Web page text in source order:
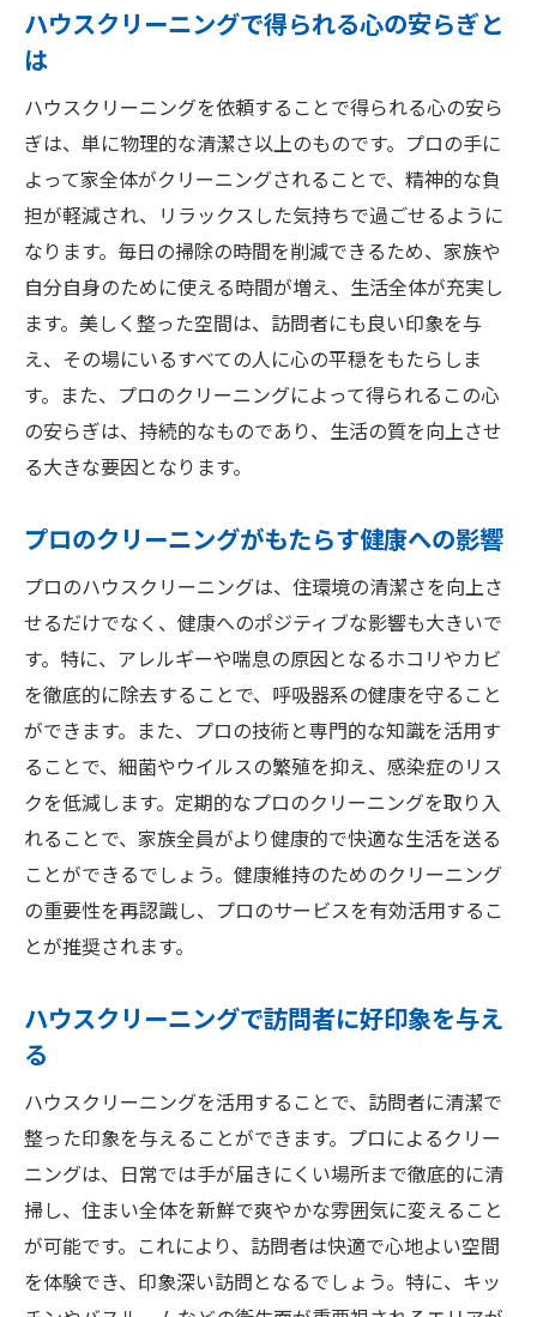
ット
ン
清掃が住まいの寿命を延ばす理由
清潔で心地よい空間を作るハウスクリーニング
のテクニック
プロが使う清潔感を保つテクニック
心地よさを重視した掃除のポイント
香りで空間を演出するクリーニング方法
プロの視点から見た掃除の優先順位
健康的な住環境を作るクリーニング法
ハウスクリーニングで快適な生活をサポー
ハウスクリーニングで得られる心の安らぎと
は
ハウスクリーニングを依頼することで得られる心の安ら
ぎは、単に物理的な清潔さ以上のものです。プロの手に
よって家全体がクリーニングされることで、精神的な負
担が軽減され、リラックスした気持ちで過ごせるように
なります。毎日の掃除の時間を削減できるため、家族や
自分自身のために使える時間が増え、生活全体が充実し
ます。美しく整った空間は、訪問者にも良い印象を与
え、その場にいるすべての人に心の平穏をもたらしま
す。また、プロのクリーニングによって得られるこの心
の安らぎは、持続的なものであり、生活の質を向上させ
る大きな要因となります。
プロのクリーニングがもたらす健康への影響
プロのハウスクリーニングは、住環境の清潔さを向上さ
せるだけでなく、健康へのポジティブな影響も大きいで
す。特に、アレルギーや喘息の原因となるホコリやカビ
を徹底的に除去することで、呼吸器系の健康を守ること
ができます。また、プロの技術と専門的な知識を活用す
ることで、細菌やウイルスの繁殖を抑え、感染症のリス
クを低減します。定期的なプロのクリーニングを取り入
れることで、家族全員がより健康的で快適な生活を送る
ことができるでしょう。健康維持のためのクリーニング
の重要性を再認識し、プロのサービスを有効活用するこ
とが推奨されます。
ハウスクリーニングで訪問者に好印象を与え
る
ハウスクリーニングを活用することで、訪問者に清潔で
整った印象を与えることができます。プロによるクリー
ニングは、日常では手が届きにくい場所まで徹底的に清
掃し、住まい全体を新鮮で爽やかな雰囲気に変えること
が可能です。これにより、訪問者は快適で心地よい空間
を体験でき、印象深い訪問となるでしょう。特に、キッ